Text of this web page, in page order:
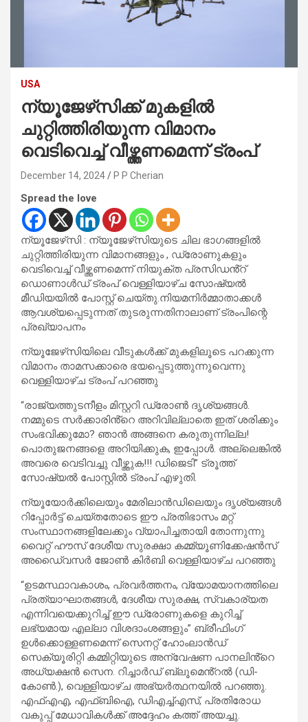
USA
ന്യൂജേഴ്‌സിക്ക് മുകളിൽ
ചുറ്റിത്തിരിയുന്ന വിമാനം
വെടിവെച്ച് വീഴ്ത്തണമെന്ന് ട്രംപ്
December 14, 2024 P P Cherian
Spread the love
ന്യൂജേഴ്‌സി : ന്യൂജേഴ്‌സിയുടെ ചില ഭാഗങ്ങളിൽ
ചുറ്റിത്തിരിയുന്ന വിമാനങ്ങളും , ഡ്രോണുകളും
വെടിവെച്ച് വീഴ്ത്തണമെന്ന് നിയുക്ത പ്രസിഡൻ്റ്
ഡൊണാൾഡ് ട്രംപ് വെള്ളിയാഴ്ച സോഷ്യൽ
മീഡിയയിൽ പോസ്റ്റ് ചെയ്തു.നിയമനിർമ്മാതാക്കൾ
ആവശ്യപ്പെടുന്നത് തുടരുന്നതിനാലാണ് ട്രംപിന്റെ
പ്രഖ്യാപനം
ന്യൂജേഴ്‌സിയിലെ വീടുകൾക്ക് മുകളിലൂടെ പറക്കുന്ന
വിമാനം താമസക്കാരെ ഭയപ്പെടുത്തുന്നുവെന്നു
വെള്ളിയാഴ്ച ട്രംപ് പറഞ്ഞു
“രാജ്യത്തുടനീളം മിസ്റ്ററി ഡ്രോൺ ദൃശ്യങ്ങൾ.
നമ്മുടെ സർക്കാരിൻ്റെ അറിവില്ലാതെ ഇത് ശരിക്കും
സംഭവിക്കുമോ? ഞാൻ അങ്ങനെ കരുതുന്നില്ല!
പൊതുജനങ്ങളെ അറിയിക്കുക, ഇപ്പോൾ. അല്ലെങ്കിൽ
അവരെ വെടിവച്ചു വീഴ്ത്തുക!!! ഡിജെടി” ട്രൂത്ത്
സോഷ്യൽ പോസ്റ്റിൽ ട്രംപ് എഴുതി.
ന്യൂയോർക്കിലെയും മേരിലാൻഡിലെയും ദൃശ്യങ്ങൾ
റിപ്പോർട്ട് ചെയ്തതോടെ ഈ പ്രതിഭാസം മറ്റ്
സംസ്ഥാനങ്ങളിലേക്കും വ്യാപിച്ചതായി തോന്നുന്നു
വൈറ്റ് ഹൗസ് ദേശീയ സുരക്ഷാ കമ്മ്യൂണിക്കേഷൻസ്
അഡൈ്വസർ ജോൺ കിർബി വെള്ളിയാഴ്ച പറഞ്ഞു
“ഉടമസ്ഥാവകാശം, പ്രവർത്തനം, വ്യോമയാനത്തിലെ
പ്രത്യാഘാതങ്ങൾ, ദേശീയ സുരക്ഷ, സ്വകാര്യത
എന്നിവയെക്കുറിച്ച് ഈ ഡ്രോണുകളെ കുറിച്ച്
ലഭ്യമായ എല്ലാ വിശദാംശങ്ങളും” ബ്രീഫിംഗ്
ഉൾക്കൊള്ളണമെന്ന് സെനറ്റ് ഹോംലാൻഡ്
സെക്യൂരിറ്റി കമ്മിറ്റിയുടെ അന്വേഷണ പാനലിൻ്റെ
അധ്യക്ഷൻ സെന. റിച്ചാർഡ് ബ്ലൂമെൻ്റൽ (ഡി-
കോൺ.), വെള്ളിയാഴ്ച അഭ്യർത്ഥനയിൽ പറഞ്ഞു.
എഫ്എഎ, എഫ്ബിഐ, ഡിഎച്ച്എസ്, പ്രതിരോധ
വകുപ്പ് മേധാവികൾക്ക് അദ്ദേഹം കത്ത് അയച്ചു.